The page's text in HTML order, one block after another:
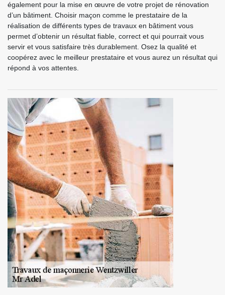
également pour la mise en œuvre de votre projet de rénovation
d’un bâtiment. Choisir maçon comme le prestataire de la
réalisation de différents types de travaux en bâtiment vous
permet d’obtenir un résultat fiable, correct et qui pourrait vous
servir et vous satisfaire très durablement. Osez la qualité et
coopérez avec le meilleur prestataire et vous aurez un résultat qui
répond à vos attentes.